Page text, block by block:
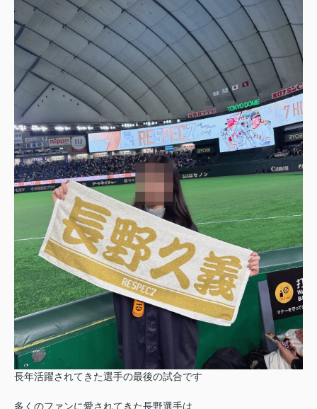
長年活躍されてきた選手の最後の試合です
多くのファンに愛されてきた長野選手は